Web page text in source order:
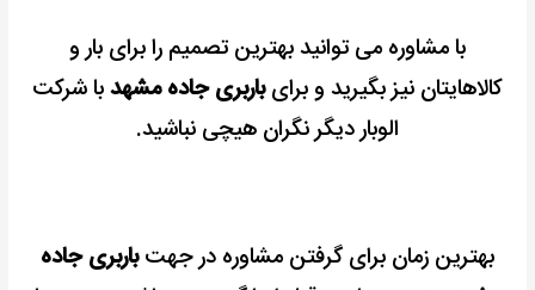
با مشاوره می توانید بهترین تصمیم را برای بار و
کالاهایتان نیز بگیرید وبرایباربری جاده مشهدبا شرکت
الوبار دیگر نگران هیچی نباشید.
بهترین زمان برای گرفتن مشاوره در جهتباربری جاده